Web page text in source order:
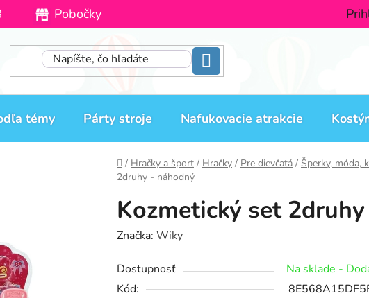
Pobočky
témy Párty stroje Nafukovacie atrakcie
Domov
/ Hračky a šport / Hračky / Pre dievčatá / Šperky, móda,
2druhy - náhodný
Kozmetický set
Značka: Wiky
Dostupnosť Na sklade -
Kód: